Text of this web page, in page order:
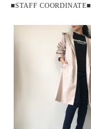
■STAFF COORDINATE■